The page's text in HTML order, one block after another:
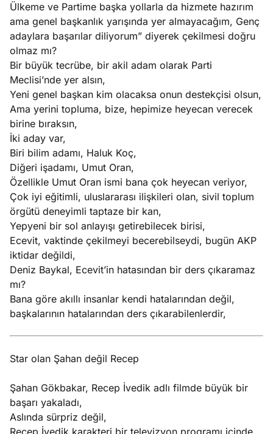
Ülkeme ve Partime başka yollarla da hizmete hazırım
ama genel başkanlık yarışında yer almayacağım, Genç
adaylara başarılar diliyorum” diyerek çekilmesi doğru
olmaz mı?
Bir büyük tecrübe, bir akil adam olarak Parti
Meclisi’nde yer alsın,
Yeni genel başkan kim olacaksa onun destekçisi olsun,
Ama yerini topluma, bize, hepimize heyecan verecek
birine bıraksın,
İki aday var,
Biri bilim adamı, Haluk Koç,
Diğeri işadamı, Umut Oran,
Özellikle Umut Oran ismi bana çok heyecan veriyor,
Çok iyi eğitimli, uluslararası ilişkileri olan, sivil toplum
örgütü deneyimli taptaze bir kan,
Yepyeni bir sol anlayışı getirebilecek birisi,
Ecevit, vaktinde çekilmeyi becerebilseydi, bugün AKP
iktidar değildi,
Deniz Baykal, Ecevit’in hatasından bir ders çıkaramaz
mı?
Bana göre akıllı insanlar kendi hatalarından değil,
başkalarının hatalarından ders çıkarabilenlerdir,
Star olan Şahan değil Recep
Şahan Gökbakar, Recep İvedik adlı filmde büyük bir
başarı yakaladı,
Aslında sürpriz değil,
Recep İvedik karakteri bir televizyon programı içinde